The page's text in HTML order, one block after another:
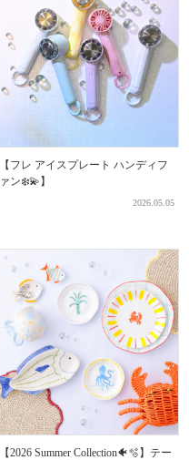
【フレ アイスプレート ハンディフ
ァン❄️💫】
2026.05.05
【2026 Summer Collection🐠🫧】テー